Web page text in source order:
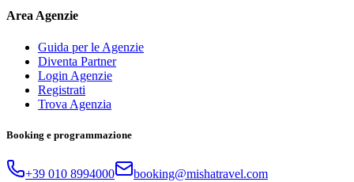
Area Agenzie
Guida per le Agenzie
Diventa Partner
Login Agenzie
Registrati
Trova Agenzia
Booking e programmazione
+39 010 8994000 booking@mishatravel.com